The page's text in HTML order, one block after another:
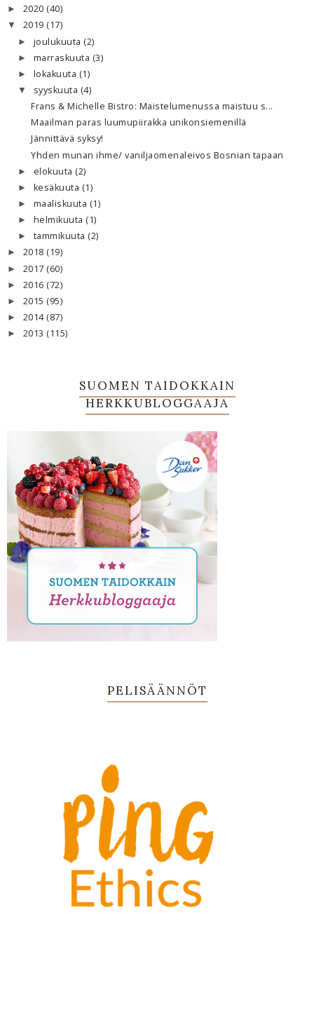
► 2020 (40)
▼ 2019 (17)
► joulukuuta (2)
► marraskuuta (3)
► lokakuuta (1)
▼ syyskuuta (4)
Frans & Michelle Bistro: Maistelumenussa maistuu s...
Maailman paras luumupiirakka unikonsiemenillä
Jännittävä syksy!
Yhden munan ihme/ vaniljaomenaleivos Bosnian tapaan
► elokuuta (2)
► kesäkuuta (1)
► maaliskuuta (1)
► helmikuuta (1)
► tammikuuta (2)
► 2018 (19)
► 2017 (60)
► 2016 (72)
► 2015 (95)
► 2014 (87)
► 2013 (115)
SUOMEN TAIDOKKAIN
HERKKUBLOGGAAJA
PELISÄÄNNÖT